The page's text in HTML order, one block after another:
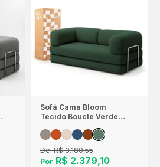
Sofá Cama Bloom
Tecido Boucle Verde
Musgo - Sofá na Caixa
De:R$ 3.180,55
Por R$ 2.379,10